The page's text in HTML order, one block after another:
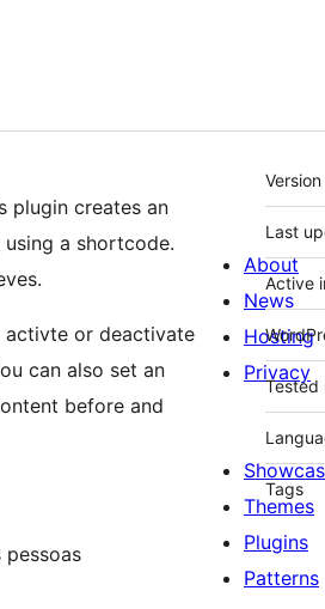
plugin creates an
a shortcode.
activte or deactivate
can also set an
before and
pessoas
Meta
Version
Last
Active
Tested
Tags
About
News
Hosting
Privacy
Themes
Plugins
Patterns